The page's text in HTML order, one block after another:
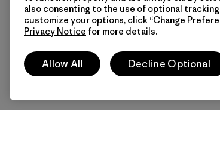
also consenting to the use of optional
customize your options, click “Change
Privacy Notice for more details.
Allow All Decline Optional